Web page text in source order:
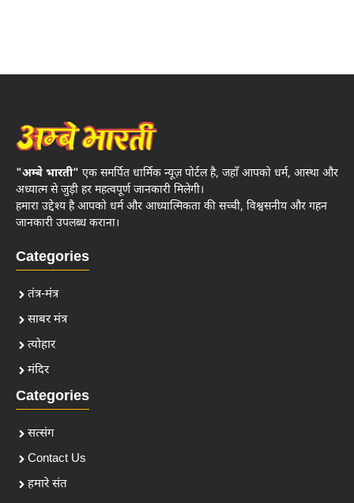
"अम्बे भारती" एक समर्पित धार्मिक न्यूज़ पोर्टल है, जहाँ आपको धर्म, आस्था और
अध्यात्म से जुड़ी हर महत्वपूर्ण जानकारी मिलेगी।
हमारा उद्देश्य है आपको धर्म और आध्यात्मिकता की सच्ची, विश्वसनीय और गहन
जानकारी उपलब्ध कराना।
Categories
तंत्र-मंत्र
साबर मंत्र
त्योहार
मंदिर
Categories
सत्संग
Contact Us
हमारे संत